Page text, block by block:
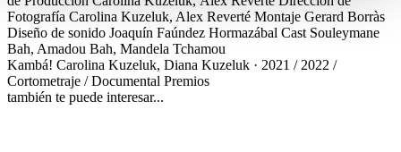
Fotografía Carolina Kuzeluk, Alex Reverté Montaje Gerard Borràs
Diseño de sonido Joaquín Faúndez Hormazábal Cast Souleymane
Bah, Amadou Bah, Mandela Tchamou
Kambá! Carolina Kuzeluk, Diana Kuzeluk · 2021 / 2022 /
Cortometraje / Documental Premios
también te puede interesar...